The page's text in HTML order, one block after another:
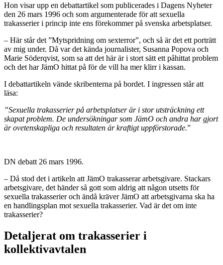
Hon visar upp en debattartikel som publicerades i Dagens Nyheter
den 26 mars 1996 och som argumenterade för att sexuella
trakasserier i princip inte ens förekommer på svenska arbetsplatser.
– Här står det ”Mytspridning om sexterror”, och så är det ett porträtt
av mig under. Då var det kända journalister, Susanna Popova och
Marie Söderqvist, som sa att det här är i stort sätt ett påhittat problem
och det har JämO hittat på för de vill ha mer klirr i kassan.
I debattartikeln vände skribenterna på bordet. I ingressen står att
läsa:
”Sexuella trakasserier på arbetsplatser är i stor utsträckning ett
skapat problem. De undersökningar som JämO och andra har gjort
är ovetenskapliga och resultaten är kraftigt uppförstorade.”
DN debatt 26 mars 1996.
– Då stod det i artikeln att JämO trakasserar arbetsgivare. Stackars
arbetsgivare, det händer så gott som aldrig att någon utsetts för
sexuella trakasserier och ändå kräver JämO att arbetsgivarna ska ha
en handlingsplan mot sexuella trakasserier. Vad är det om inte
trakasserier?
Detaljerat om trakasserier i
kollektivavtalen